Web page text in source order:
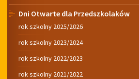
Dni Otwarte dla Przedszkolaków
rok szkolny 2025/2026
rok szkolny 2023/2024
rok szkolny 2022/2023
rok szkolny 2021/2022